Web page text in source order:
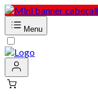
Menu